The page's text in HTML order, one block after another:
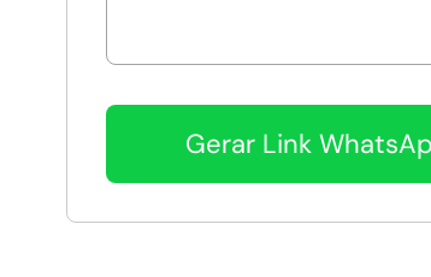
Gerar Link